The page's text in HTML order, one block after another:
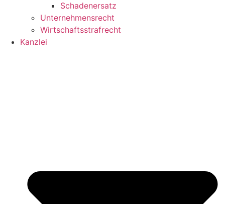
Schadenersatz
Unternehmensrecht
Wirtschaftsstrafrecht
Kanzlei